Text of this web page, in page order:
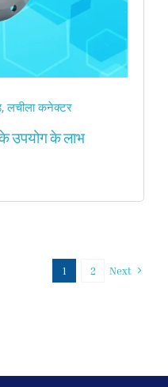
,लचीला कनेक्टर
उपयोग के लाभ
1 2 Next